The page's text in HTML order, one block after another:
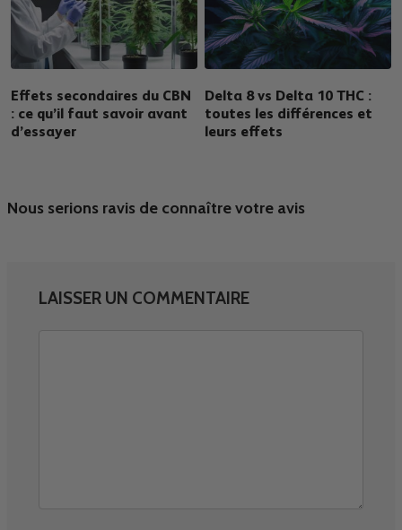
Effets secondaires du CBN
: ce qu’il faut savoir avant
d’essayer
Delta 8 vs Delta 10 THC :
toutes les différences et
leurs effets
Nous serions ravis de connaître votre avis
LAISSER UN COMMENTAIRE